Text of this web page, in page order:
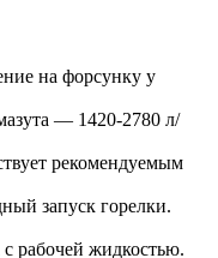
на форсунку у
— 1420-2780 л/
рекомендуемым
запуск горелки.
рабочей жидкостью.